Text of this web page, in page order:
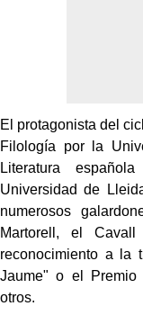
El protagonista del
Filología por la
Literatura
Universidad de
numerosos
Martorell, el
reconocimiento a la
Jaume" o el Premio
otros.